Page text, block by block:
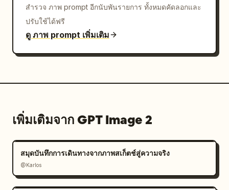
สำรวจ ภาพ prompt อีกนับพันรายการ ทั้งหมดคัดลอกและ
ปรับใช้ได้ฟรี
ดู ภาพ prompt เพิ่มเติม
เพิ่มเติมจาก GPT Image 2
สมุดบันทึกการเดินทางจากภาพสเก็ตช์สู่ความจริง
@Karlos